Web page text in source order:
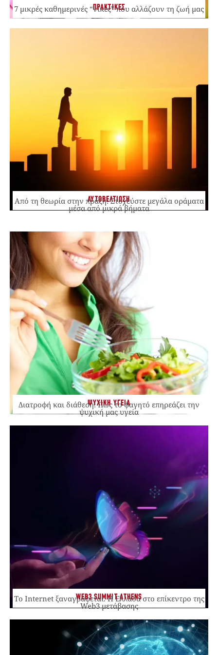
ΠΡΑΚΤΙΚΕΣ
7 μικρές καθημερινές “νίκες” που αλλάζουν τη ζωή μας
ΑΥΤΟΒΕΛΤΙΩΣΗ
Από τη θεωρία στην πράξη: Στοχεύστε μεγάλα οράματα
μέσα από μικρά βήματα
ΨΥΧΙΚΗ ΥΓΕΙΑ
Διατροφή και διάθεση: Πώς το φαγητό επηρεάζει την
ψυχική μας υγεία
WEB3 SUMMIT ATHENS
Το Internet ξαναγράφεται. Η Ελλάδα στο επίκεντρο της
Web3 μετάβασης